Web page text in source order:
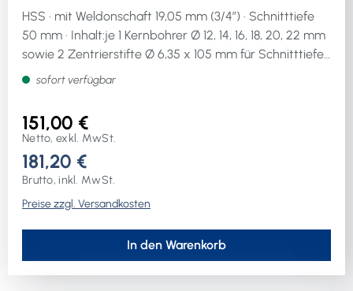
HSS · mit Weldonschaft 19,05 mm (3/4″) · Schnitttiefe
50 mm · Inhalt:je 1 Kernbohrer Ø 12, 14, 16, 18, 20, 22 mm
sowie 2 Zentrierstifte Ø 6,35 x 105 mm für Schnitttiefe
50 mmWeitere technische Eigenschaften:· Inhalt: 8-
teilig· Schaftausführung: Weldon· Schnitttiefe: 50mmim
sofort verfügbar
151,00 €
Netto, exkl. MwSt.
181,20 €
Brutto, inkl. MwSt.
Preise zzgl. Versandkosten
In den Warenkorb